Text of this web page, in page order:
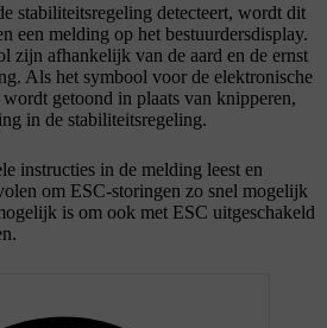
stabiliteitsregeling detecteert, wordt dit
een melding op het bestuurdersdisplay.
zijn afhankelijk van de aard en de ernst
Als het symbool voor de elektronische
getoond in plaats van knipperen,
in de stabiliteitsregeling.
instructies in de melding leest en
om ESC-storingen zo snel mogelijk
is om ook met ESC uitgeschakeld